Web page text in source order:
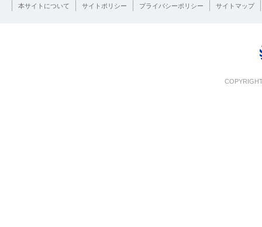
本サイトについて サイトポリシー プライバシーポリシー サイトマップ